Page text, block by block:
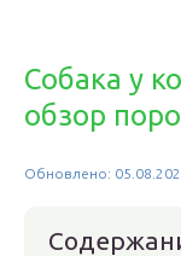
Собака у
обзор
Обновлено: